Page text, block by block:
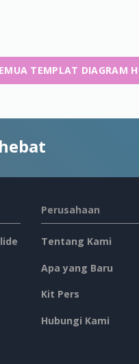
TEMPLAT DIAGRAM
Perusahaan
Tentang Kami
Apa yang Baru
Kit Pers
Hubungi Kami